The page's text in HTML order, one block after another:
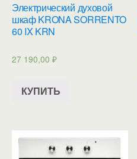
Электрический духовой
шкаф KRONA SORRENTO
60 IX KRN
27 190,00 ₽
КУПИТЬ